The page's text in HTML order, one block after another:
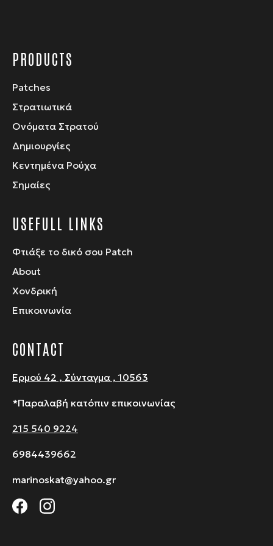
PRODUCTS
Patches
Στρατιωτικά
Ονόματα Στρατού
Δημιουργίες
Κεντημένα Ρούχα
Σημαίες
USEFULL LINKS
Φτιάξε το δικό σου Patch
About
Χονδρική
Επικοινωνία
CONTACT
Ερμού 42 , Σύνταγμα , 10563
*Παραλαβή κατόπιν επικοινωνίας
215 540 9224
6984439662
marinoskat@yahoo.gr